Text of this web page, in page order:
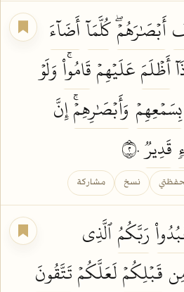
أَبۡصَٰرَهُمۡۖكُلَّمَآأَضَآءَ
أَظۡلَمَعَلَيۡهِمۡقَامُواْۚوَلَوۡ
بِسَمۡعِهِمۡ وَأَبۡصَٰرِهِمۡۚإِنَّ
قَدِيرٞ
نسخ مشاركة
رَبَّكُمُٱلَّذِي
قَبۡلِكُمۡلَعَلَّكُمۡتَتَّقُونَ